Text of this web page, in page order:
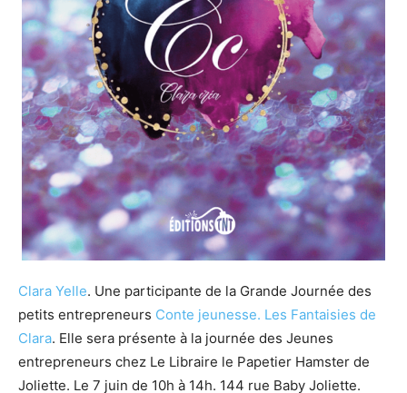
Clara Yelle. Une participante de la Grande Journée des
petits entrepreneurs Conte jeunesse. Les Fantaisies de
Clara. Elle sera présente à la journée des Jeunes
entrepreneurs chez Le Libraire le Papetier Hamster de
Joliette. Le 7 juin de 10h à 14h. 144 rue Baby Joliette.